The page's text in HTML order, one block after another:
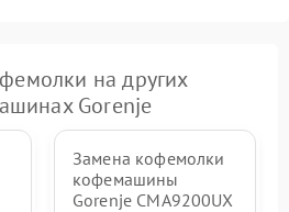
на других
Gorenje
Замена кофемолки
кофемашины
Gorenje CMA9200UX